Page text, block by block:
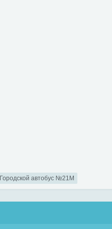
Городской автобус №21М